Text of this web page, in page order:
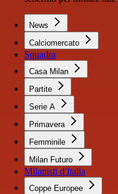
News
Calciomercato
Squadra
Casa Milan
Partite
Serie A
Primavera
Femminile
Milan Futuro
Milanisti d'Italia
Coppe Europee